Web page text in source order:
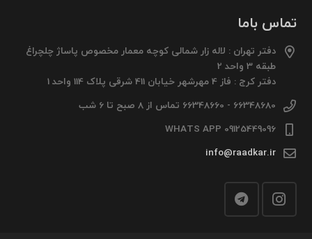
تماس باما
دفتر تهران : لاله زار شمالی کوچه معمار مخصوص پاساژ چلچراغ
طبقه 3 واحد 2
دفتر کرج : فاز 4 مهرشهر خیابان 411 شرقی پلاک 114 واحد 1
66348680 - 66348660 تماس از 8 صبح تا 6 شب
09125449096 WHATS APP
info@raadkar.ir